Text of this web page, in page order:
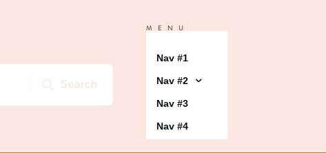
MENU
Nav #1
Nav #2
Nav #3
Nav #4
Search